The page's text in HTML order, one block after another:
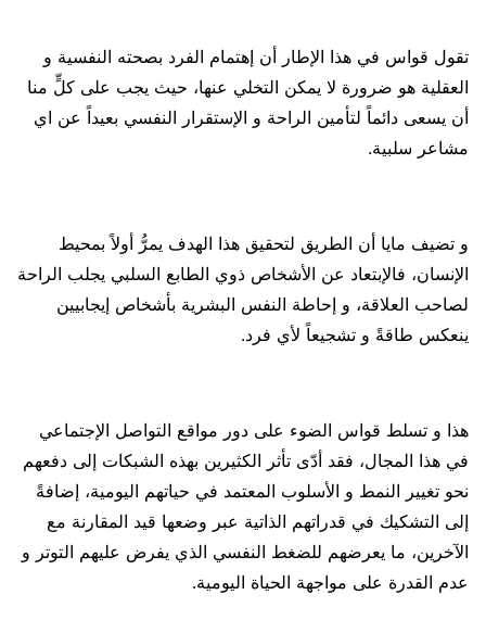
تقول قواس في هذا الإطار أن إهتمام الفرد بصحته النفسية و
العقلية هو ضرورة لا يمكن التخلي عنها، حيث يجب على كلٍّ منا
أن يسعى دائماً لتأمين الراحة و الإستقرار النفسي بعيداً عن اي
مشاعر سلبية.
و تضيف مايا أن الطريق لتحقيق هذا الهدف يمرُّ أولاً بمحيط
الإنسان، فالإبتعاد عن الأشخاص ذوي الطابع السلبي يجلب الراحة
لصاحب العلاقة، و إحاطة النفس البشرية بأشخاص إيجابيين
ينعكس طاقةً و تشجيعاً لأي فرد.
هذا و تسلط قواس الضوء على دور مواقع التواصل الإجتماعي
في هذا المجال، فقد أدّى تأثر الكثيرين بهذه الشبكات إلى دفعهم
نحو تغيير النمط و الأسلوب المعتمد في حياتهم اليومية، إضافةً
إلى التشكيك في قدراتهم الذاتية عبر وضعها قيد المقارنة مع
الآخرين، ما يعرضهم للضغط النفسي الذي يفرض عليهم التوتر و
عدم القدرة على مواجهة الحياة اليومية.